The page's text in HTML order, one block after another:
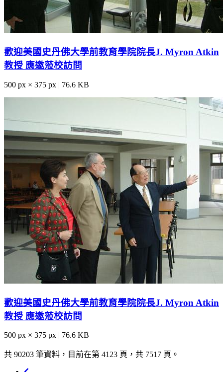
歡迎美國史丹佛大學前教育學院院長J. Myron Atkin
教授 應邀蒞校訪問
500 px × 375 px | 76.6 KB
歡迎美國史丹佛大學前教育學院院長J. Myron Atkin
教授 應邀蒞校訪問
500 px × 375 px | 76.6 KB
共 90203 筆資料，目前在第 4123 頁，共 7517 頁。